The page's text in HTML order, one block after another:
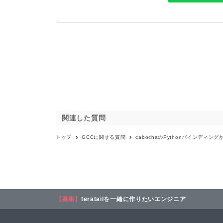
関連した質問
トップ GCCに関する質問 cabochaのPythonバインディング
【募集】 teratailを一緒に作りたいエンジニア